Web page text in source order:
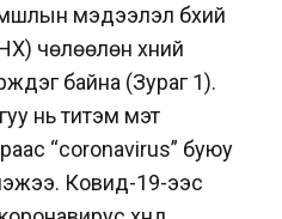
мэдээлэл бүхий
чөлөөлөн хүний
байна (Зураг 1).
нь титэм мэт
“coronavirus” буюу
Ковид-19-ээс